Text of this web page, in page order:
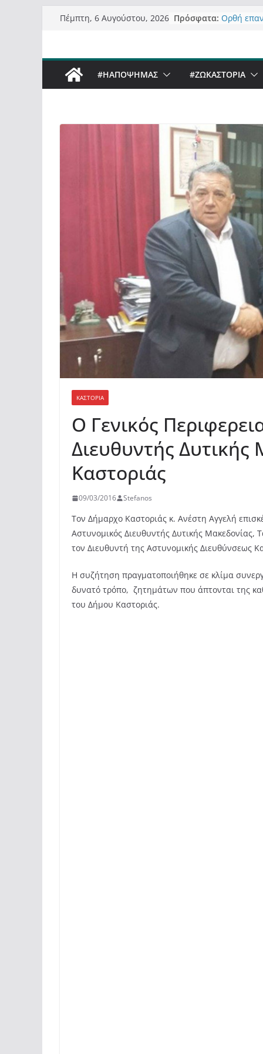
Μετάβαση
Πέμπτη, 6 Αυγούστου, 2026 Πρόσφατα: Ορθή
Sky στην
Πόσο
σε τίτλους
#ΗΑΠΟΨΗΜΑΣ #ZΩΚΑΣΤΟΡΙΑ
ΚΑΣΤΟΡΙΆ
O Γενικός
Διευθυντής
Καστοριάς
09/03/2016 Stefanos
Τον Δήμαρχο Καστοριάς κ. Ανέστη Αγγελή
Αστυνομικός Διευθυντής Δυτικής Μακεδονίας,
τον Διευθυντή της Αστυνομικής Διευθύνσεως
Η συζήτηση πραγματοποιήθηκε σε κλίμα
δυνατό τρόπο, ζητημάτων που άπτονται της
του Δήμου Καστοριάς.